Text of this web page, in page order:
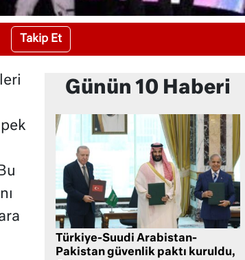
Takip Et
Günün 10 Haberi
Türkiye-Suudi Arabistan-
Pakistan güvenlik paktı kuruldu,